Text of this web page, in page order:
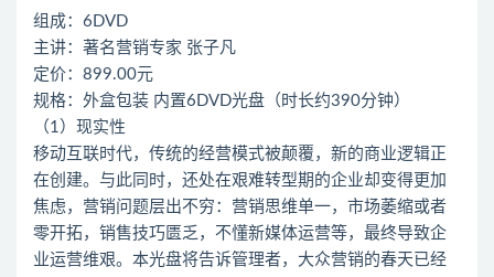
组成：6DVD
主讲：著名营销专家 张子凡
定价：899.00元
规格：外盒包装 内置6DVD光盘（时长约390分钟）
（1）现实性
移动互联时代，传统的经营模式被颠覆，新的商业逻辑正
在创建。与此同时，还处在艰难转型期的企业却变得更加
焦虑，营销问题层出不穷：营销思维单一，市场萎缩或者
零开拓，销售技巧匮乏，不懂新媒体运营等，最终导致企
业运营维艰。本光盘将告诉管理者，大众营销的春天已经